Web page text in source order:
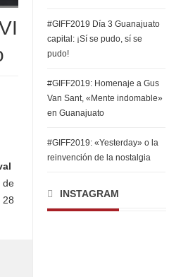
de
28
#GIFF2019 Día 3 Guanajuato
capital: ¡Sí se pudo, sí se
pudo!
#GIFF2019: Homenaje a Gus
Van Sant, «Mente indomable»
en Guanajuato
#GIFF2019: «Yesterday» o la
reinvención de la nostalgia
INSTAGRAM